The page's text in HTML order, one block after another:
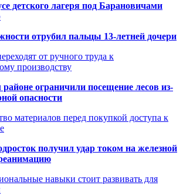
детского лагеря под Барановичами
отрубил пальцы 13-летней дочери
от ручного труда к
производству
ограничили посещение лесов из-
опасности
материалов перед покупкой доступа к
получил удар током на железной
навыки стоит развивать для